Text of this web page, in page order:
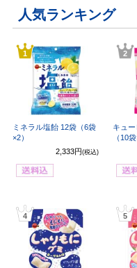
人気ランキング
1
ミネラル塩飴 12袋（6袋
×2）
2,333円 (税込)
2
キュ
（10袋
4 5